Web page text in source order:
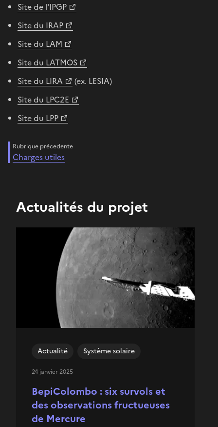
Site de l'IPGP
Site du IRAP
Site du LAM
Site du LATMOS
Site du LIRA
(ex. LESIA)
Site du LPC2E
Site du LPP
Rubrique précedente
Charges utiles
Actualités du projet
BepiColombo : six survols et
des observations fructueuses
de Mercure
Actualité Système solaire
24 janvier 2025